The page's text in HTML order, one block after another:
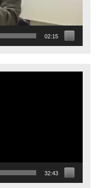
02:15
32:43